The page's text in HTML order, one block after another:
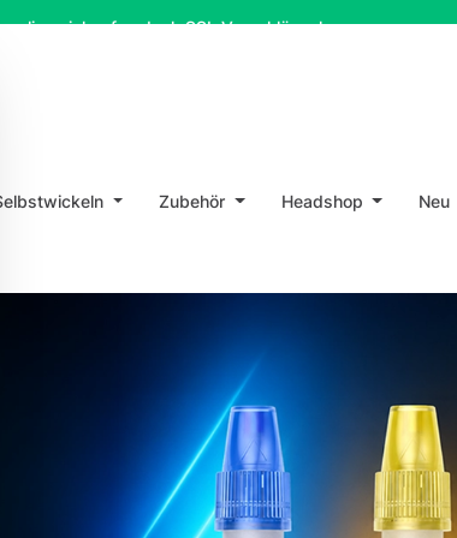
SSL-Verschlüsselung 10% Rabatt bei
Zubehör Headshop Neu